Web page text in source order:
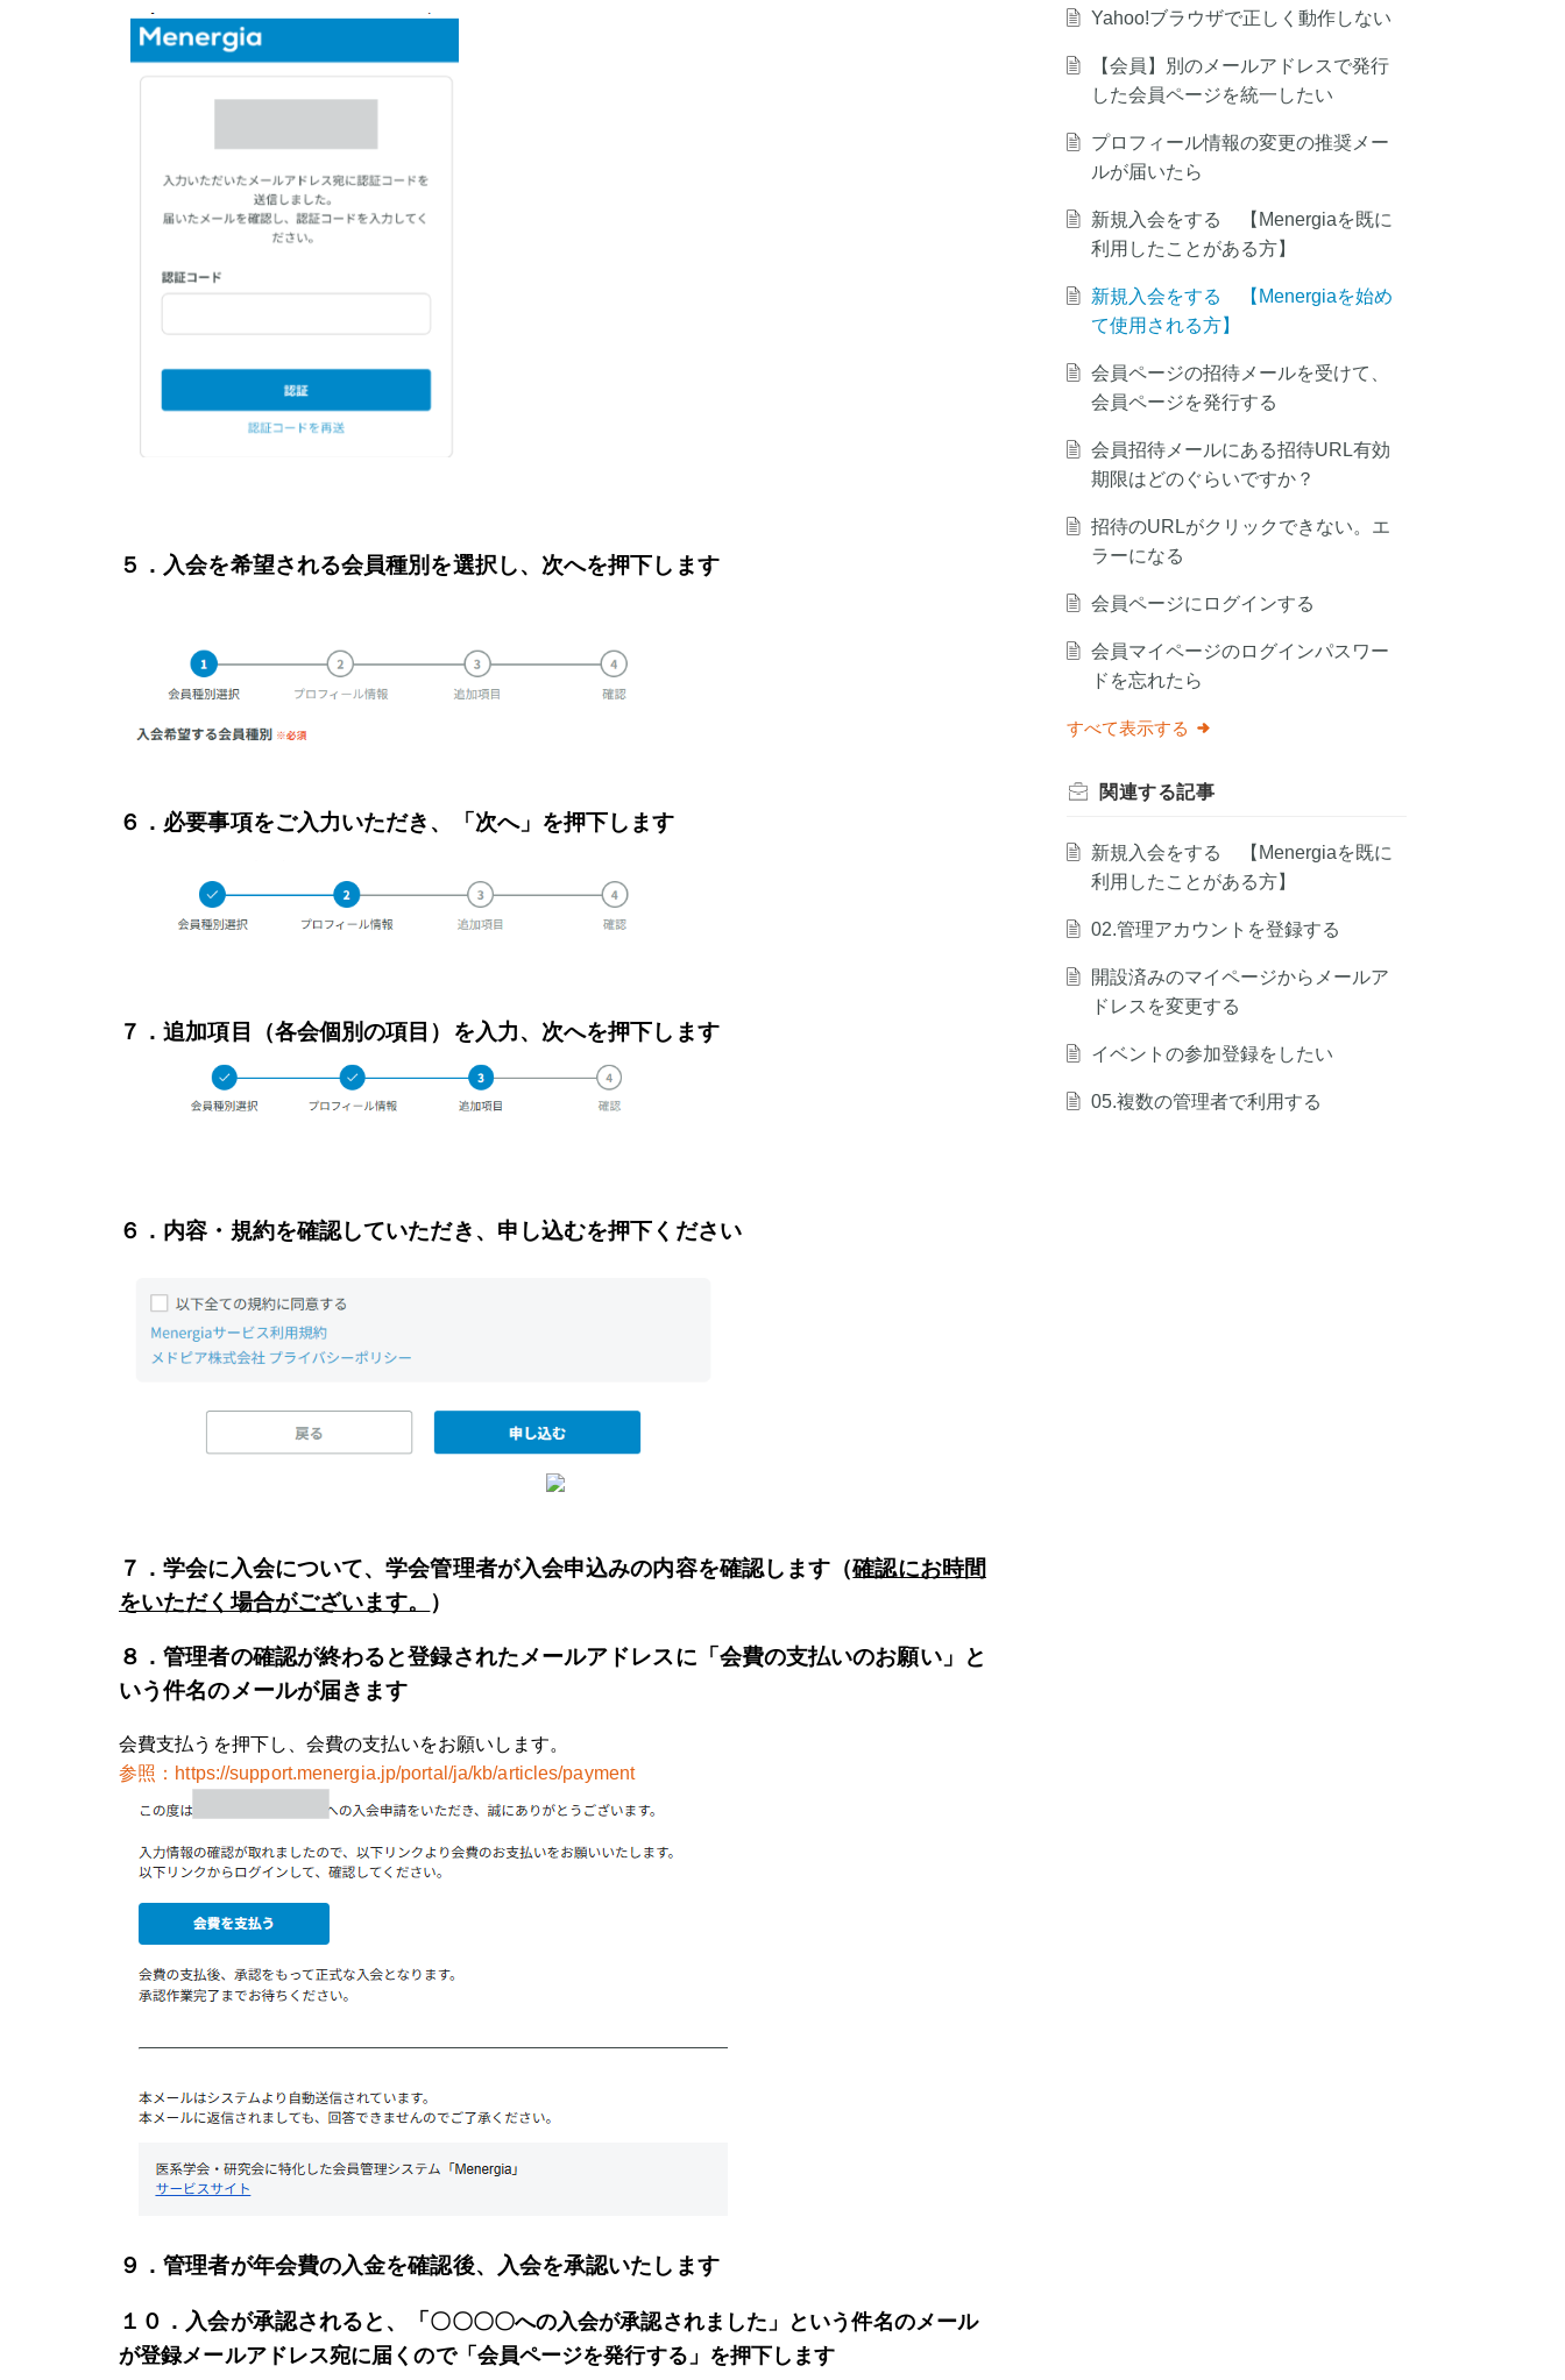
５．入会を希望される会員種別を選択し、次へを押下します
６．必要事項をご入力いただき、「次へ」を押下します
７．追加項目（各会個別の項目）を入力、次へを押下します
６．内容・規約を確認していただき、申し込むを押下ください
７．学会に入会について、学会管理者が入会申込みの内容を確認します（確認にお時間
をいただく場合がございます。
）
８．管理者の確認が終わると登録されたメールアドレスに「会費の支払いのお願い」と
いう件名のメールが届きます
会費支払うを押下し、会費の支払いをお願いします。
参照： https://support.menergia.jp/portal/ja/kb/articles/payment
９．管理者が年会費の入金を確認後、入会を承認いたします
１０．入会が承認されると、「〇〇〇〇への入会が承認されました」
という件名のメール
が登録メールアドレス宛に届くので「会員ページを発行する」を押下します
Yahoo!ブラウザで正しく動作しない
【会員】別のメールアドレスで発行
した会員ページを統一したい
プロフィール情報の変更の推奨メー
ルが届いたら
新規入会をする 【Menergiaを既に
利用したことがある方】
新規入会をする 【Menergiaを始め
て使用される方】
会員ページの招待メールを受けて、
会員ページを発行する
会員招待メールにある招待URL有効
期限はどのぐらいですか？
招待のURLがクリックできない。エ
ラーになる
会員ページにログインする
会員マイページのログインパスワー
ドを忘れたら
すべて表示する
関連する記事
新規入会をする 【Menergiaを既に
利用したことがある方】
02.管理アカウントを登録する
開設済みのマイページからメールア
ドレスを変更する
イベントの参加登録をしたい
05.複数の管理者で利用する